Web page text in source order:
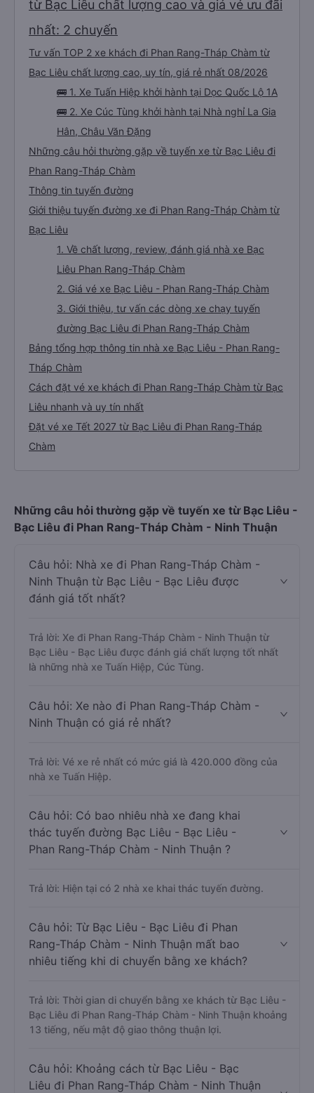
từ Bạc Liêu chất lượng cao và giá vé ưu đãi
nhất: 2 chuyến
Tư vấn TOP 2 xe khách đi Phan Rang-Tháp Chàm từ
Bạc Liêu chất lượng cao, uy tín, giá rẻ nhất 08/2026
🚌 1. Xe Tuấn Hiệp khởi hành tại Dọc Quốc Lộ 1A
🚌 2. Xe Cúc Tùng khởi hành tại Nhà nghỉ La Gia
Hân, Châu Văn Đặng
Những câu hỏi thường gặp về tuyến xe từ Bạc Liêu đi
Phan Rang-Tháp Chàm
Thông tin tuyến đường
Giới thiệu tuyến đường xe đi Phan Rang-Tháp Chàm từ
Bạc Liêu
1. Về chất lượng, review, đánh giá nhà xe Bạc
Liêu Phan Rang-Tháp Chàm
2. Giá vé xe Bạc Liêu - Phan Rang-Tháp Chàm
3. Giới thiệu, tư vấn các dòng xe chạy tuyến
đường Bạc Liêu đi Phan Rang-Tháp Chàm
Bảng tổng hợp thông tin nhà xe Bạc Liêu - Phan Rang-
Tháp Chàm
Cách đặt vé xe khách đi Phan Rang-Tháp Chàm từ Bạc
Liêu nhanh và uy tín nhất
Đặt vé xe Tết 2027 từ Bạc Liêu đi Phan Rang-Tháp
Chàm
Những câu hỏi thường gặp về tuyến xe từ Bạc Liêu -
Bạc Liêu đi Phan Rang-Tháp Chàm - Ninh Thuận
Câu hỏi: Nhà xe đi Phan Rang-Tháp Chàm -
Ninh Thuận từ Bạc Liêu - Bạc Liêu được
đánh giá tốt nhất?
Trả lời: Xe đi Phan Rang-Tháp Chàm - Ninh Thuận từ
Bạc Liêu - Bạc Liêu được đánh giá chất lượng tốt nhất
là những nhà xe Tuấn Hiệp, Cúc Tùng.
Câu hỏi: Xe nào đi Phan Rang-Tháp Chàm -
Ninh Thuận có giá rẻ nhất?
Trả lời: Vé xe rẻ nhất có mức giá là 420.000 đồng của
nhà xe Tuấn Hiệp.
Câu hỏi: Có bao nhiêu nhà xe đang khai
thác tuyến đường Bạc Liêu - Bạc Liêu -
Phan Rang-Tháp Chàm - Ninh Thuận ?
Trả lời: Hiện tại có 2 nhà xe khai thác tuyến đường.
Câu hỏi: Từ Bạc Liêu - Bạc Liêu đi Phan
Rang-Tháp Chàm - Ninh Thuận mất bao
nhiêu tiếng khi di chuyển bằng xe khách?
Trả lời: Thời gian di chuyển bằng xe khách từ Bạc Liêu -
Bạc Liêu đi Phan Rang-Tháp Chàm - Ninh Thuận khoảng
13 tiếng, nếu mật độ giao thông thuận lợi.
Câu hỏi: Khoảng cách từ Bạc Liêu - Bạc
Liêu đi Phan Rang-Tháp Chàm - Ninh Thuận